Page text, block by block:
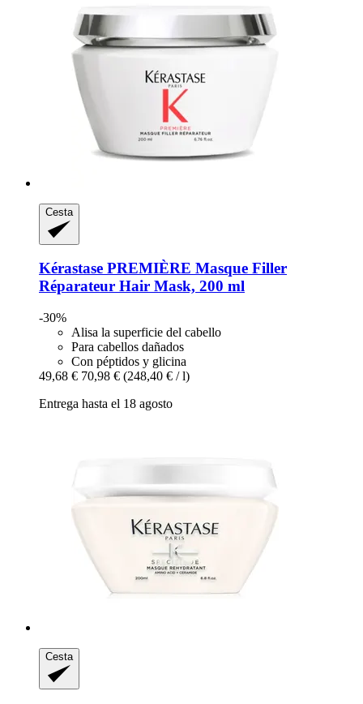
Cesta
Kérastase PREMIÈRE Masque Filler
Réparateur Hair Mask, 200 ml
-30%
Alisa la superficie del cabello
Para cabellos dañados
Con péptidos y glicina
49,68 € 70,98 € (248,40 € / l)
Entrega hasta el 18 agosto
Cesta